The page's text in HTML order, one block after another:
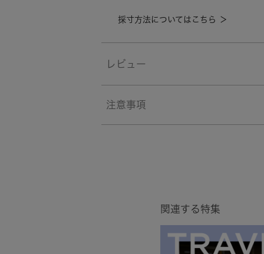
採寸方法についてはこちら ＞
レビュー
注意事項
関連する特集